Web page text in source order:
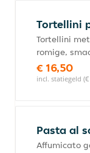
Tortellini
Tortellini
romige,
€ 16,50
incl. statiegeld (€
Pasta al
Affumicato